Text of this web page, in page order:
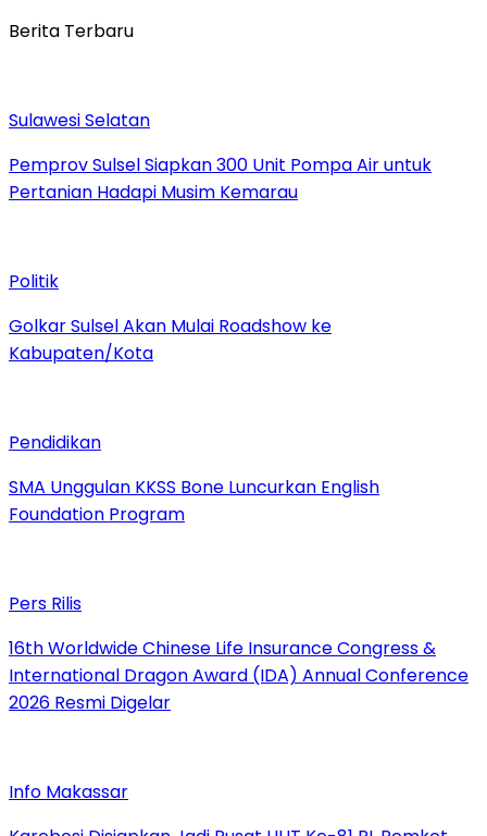
Berita Terbaru
Sulawesi Selatan
Pemprov Sulsel Siapkan 300 Unit Pompa Air untuk
Pertanian Hadapi Musim Kemarau
Politik
Golkar Sulsel Akan Mulai Roadshow ke
Kabupaten/Kota
Pendidikan
SMA Unggulan KKSS Bone Luncurkan English
Foundation Program
Pers Rilis
16th Worldwide Chinese Life Insurance Congress &
International Dragon Award (IDA) Annual Conference
2026 Resmi Digelar
Info Makassar